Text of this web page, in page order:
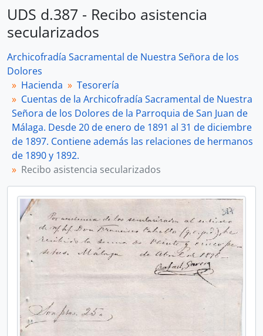
195 más...
UDS d.387 - Recibo asistencia
secularizados
Archicofradía Sacramental de Nuestra Señora de los
Dolores
Hacienda
Tesorería
Cuentas de la Archicofradía Sacramental de Nuestra
Señora de los Dolores de la Parroquia de San Juan de
Málaga. Desde 20 de enero de 1891 al 31 de diciembre
de 1897. Contiene además las relaciones de hermanos
de 1890 y 1892.
Recibo asistencia secularizados